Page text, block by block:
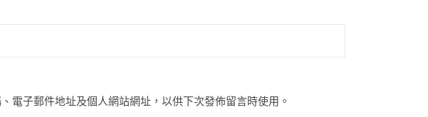
電子郵件地址及個人網站網址，以供下次發佈留言時使用。